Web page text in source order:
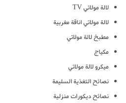
لالة مولاتي TV
لالة مولاتي اناقة مغربية
مطبخ لالة مولاتي
مكياج
ميكرو لالة مولاتي
نصائح التغذية السليمة
نصائح ديكورات منزلية